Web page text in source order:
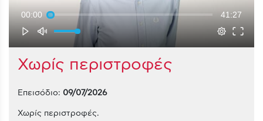
00:00 41:27
Χωρίς περιστροφές
Επεισόδιο: 09/07/2026
Χωρίς περιστροφές.